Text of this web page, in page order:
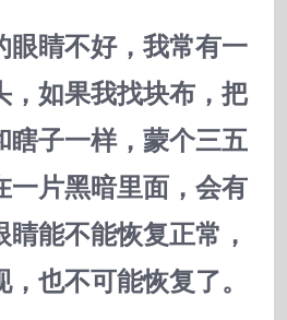
眼睛不好，我常有一
，如果我找块布，把
瞎子一样，蒙个三五
一片黑暗里面，会有
能不能恢复正常，
也不可能恢复了。